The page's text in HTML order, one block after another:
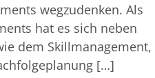
wegzudenken. Als
hat es sich neben
dem Skillmanagement,
[…]